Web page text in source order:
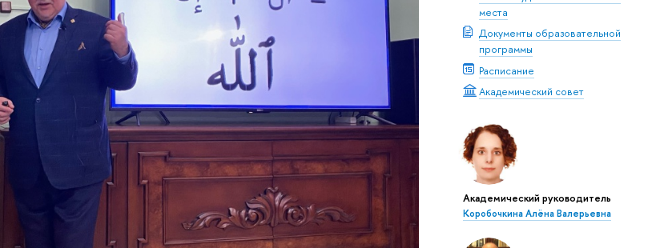
места
Документы образовательной
программы
Расписание
Академический совет
Академический руководитель
Коробочкина Алёна Валерьевна